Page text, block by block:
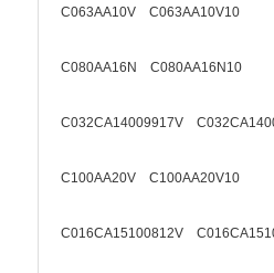
C063AA10V C063AA10V10
C080AA16N C080AA16N10
C032CA14009917V
C100AA20V C100AA20V10
C016CA15100812V